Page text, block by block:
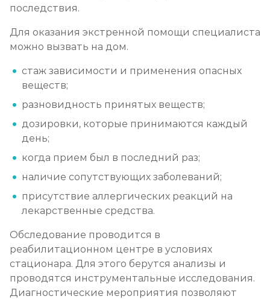
последствия.
Для оказания экстренной помощи специалиста
можно вызвать на дом.
стаж зависимости и применения опасных
веществ;
разновидность принятых веществ;
дозировки, которые принимаются каждый
день;
когда прием был в последний раз;
наличие сопутствующих заболеваний;
присутствие аллергических реакций на
лекарственные средства.
Обследование проводится в
реабилитационном центре в условиях
стационара. Для этого берутся анализы и
проводятся инструментальные исследования.
Диагностические мероприятия позволяют